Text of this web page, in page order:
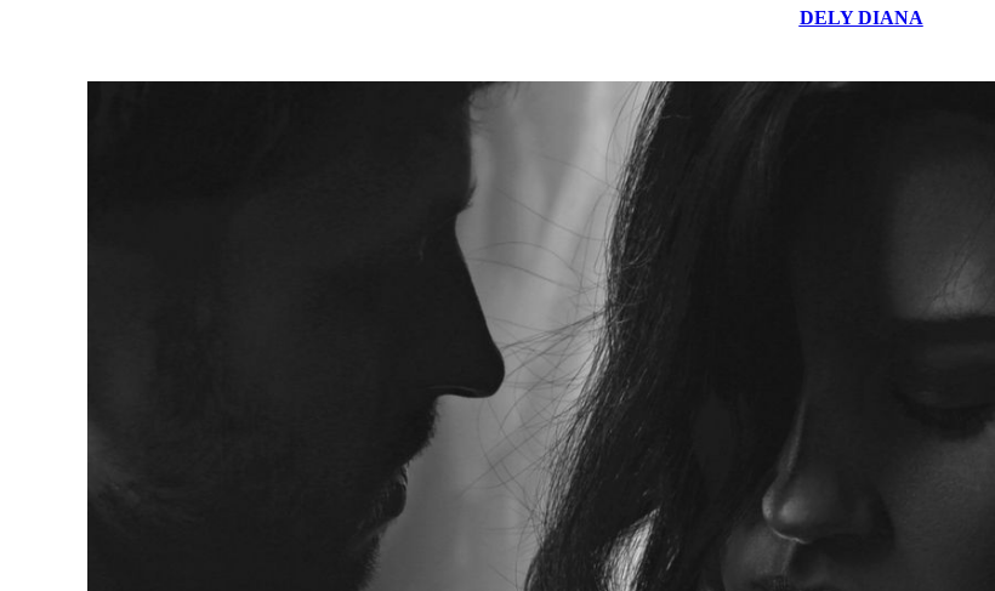
DELY DIANA